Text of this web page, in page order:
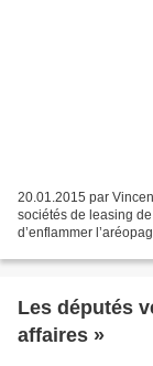
20.01.2015 par
sociétés de leasing
d’enflammer
Les députés
affaires »